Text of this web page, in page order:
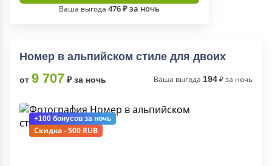
Ваша выгода 476 ₽ за ночь
Номер в альпийском стиле для двоих
от 9 707 ₽ за ночь Ваша выгода 194₽ за ночь
+100 бонусов за ночь
Скидка - 500 RUB